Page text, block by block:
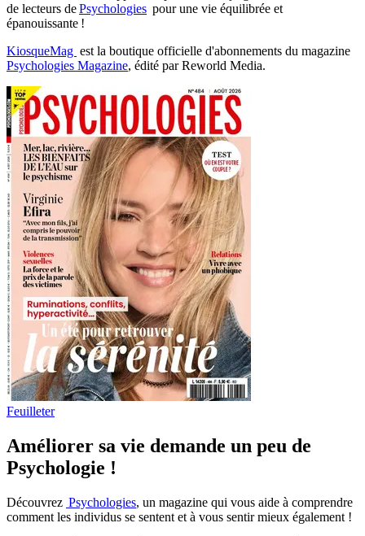
de lecteurs dePsychologies pour une vie équilibrée et
épanouissante !
KiosqueMag est la boutique officielle d'abonnements du magazine
Psychologies Magazine, édité par Reworld Media.
Feuilleter
Améliorer sa vie demande un peu de
Psychologie !
Découvrez Psychologies, un magazine qui vous aide à comprendre
comment les individus se sentent et à vous sentir mieux également !